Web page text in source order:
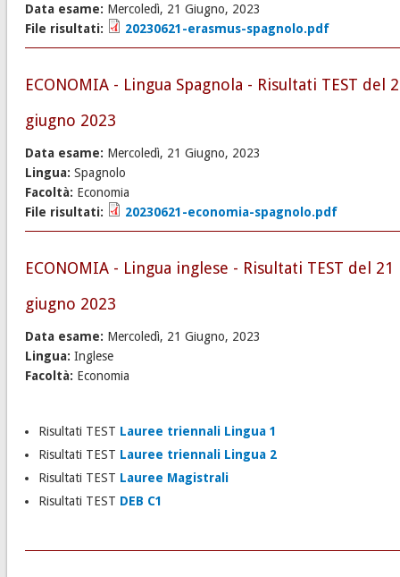
Data esame: Mercoledì, 21 Giugno, 2023
File risultati:
20230621-erasmus-spagnolo.pdf
ECONOMIA - Lingua Spagnola - Risultati TEST del
giugno 2023
Data esame: Mercoledì, 21 Giugno, 2023
Lingua: Spagnolo
Facoltà: Economia
File risultati:
20230621-economia-spagnolo.pdf
ECONOMIA - Lingua inglese - Risultati TEST del 21
giugno 2023
Data esame: Mercoledì, 21 Giugno, 2023
Lingua: Inglese
Facoltà: Economia
Risultati TEST Lauree triennali Lingua 1
Risultati TEST Lauree triennali Lingua 2
Risultati TEST Lauree Magistrali
Risultati TEST DEB C1